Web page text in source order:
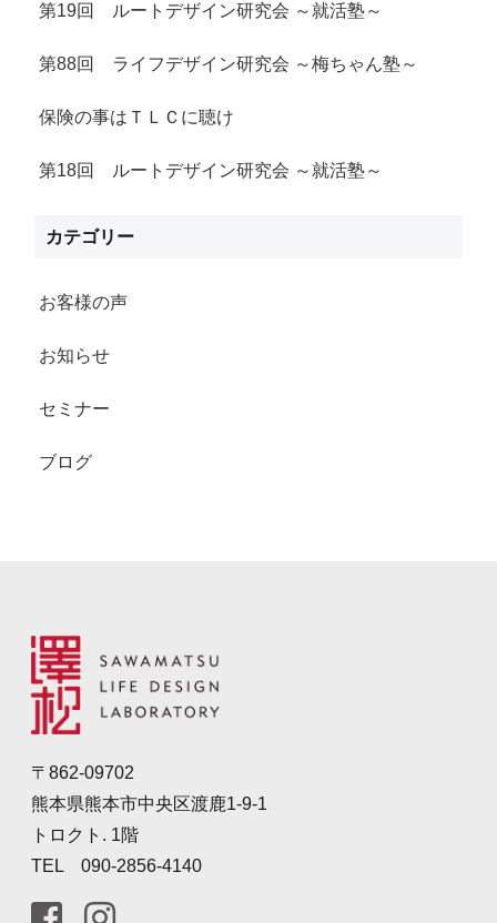
第19回 ルートデザイン研究会 ～就活塾～
第88回 ライフデザイン研究会 ～梅ちゃん塾～
保険の事はＴＬＣに聴け
第18回 ルートデザイン研究会 ～就活塾～
カテゴリー
お客様の声
お知らせ
セミナー
ブログ
〒862-09702
熊本県熊本市中央区渡鹿1-9-1
トロクト. 1階
TEL 090-2856-4140